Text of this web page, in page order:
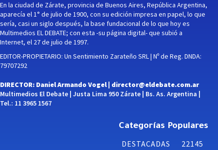
En la ciudad de Zárate, provincia de Buenos Aires, República Argentina,
aparecía el 1° de julio de 1900, con su edición impresa en papel, lo que
sería, casi un siglo después, la base fundacional de lo que hoy es
Multimedios EL DEBATE; con esta -su página digital- que subió a
Internet, el 27 de julio de 1997.
EDITOR-PROPIETARIO: Un Sentimiento Zarateño SRL | Nº de Reg. DNDA:
79707292
DIRECTOR: Daniel Armando Vogel | director@eldebate.com.ar
Multimedios El Debate | Justa Lima 950 Zárate | Bs. As. Argentina |
Tel.: 11 3965 1567
Categorías Populares
DESTACADAS
22145